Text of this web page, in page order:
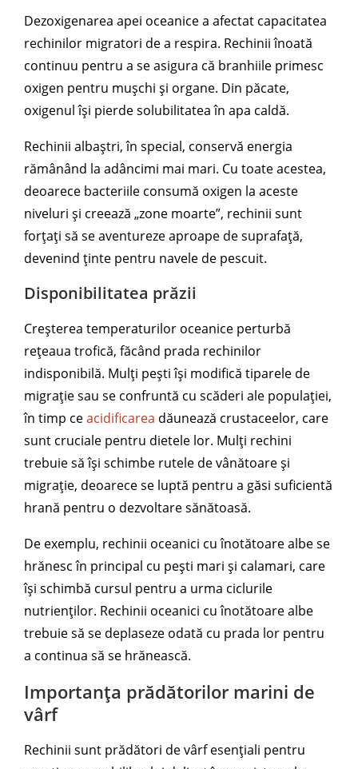
Dezoxigenarea apei oceanice a afectat capacitatea
rechinilor migratori de a respira. Rechinii înoată
continuu pentru a se asigura că branhiile primesc
oxigen pentru mușchi și organe. Din păcate,
oxigenul își pierde solubilitatea în apa caldă.
Rechinii albaștri, în special, conservă energia
rămânând la adâncimi mai mari. Cu toate acestea,
deoarece bacteriile consumă oxigen la aceste
niveluri și creează „zone moarte”, rechinii sunt
forțați să se aventureze aproape de suprafață,
devenind ținte pentru navele de pescuit.
Disponibilitatea prăzii
Creșterea temperaturilor oceanice perturbă
rețeaua trofică, făcând prada rechinilor
indisponibilă. Mulți pești își modifică tiparele de
migrație sau se confruntă cu scăderi ale populației,
în timp ceacidificarea dăunează crustaceelor, care
sunt cruciale pentru dietele lor. Mulți rechini
trebuie să își schimbe rutele de vânătoare și
migrație, deoarece se luptă pentru a găsi suficientă
hrană pentru o dezvoltare sănătoasă.
De exemplu, rechinii oceanici cu înotătoare albe se
hrănesc în principal cu pești mari și calamari, care
își schimbă cursul pentru a urma ciclurile
nutrienților. Rechinii oceanici cu înotătoare albe
trebuie să se deplaseze odată cu prada lor pentru
a continua să se hrănească.
Importanța prădătorilor marini de
vârf
Rechinii sunt prădători de vârf esențiali pentru